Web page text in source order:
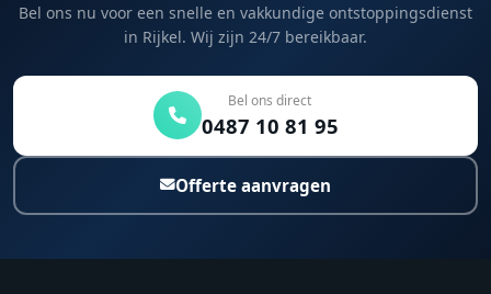
Bel ons nu voor een snelle en vakkundige ontstoppingsdienst
in Rijkel. Wij zijn 24/7 bereikbaar.
Bel ons direct
0487 10 81 95
Offerte aanvragen